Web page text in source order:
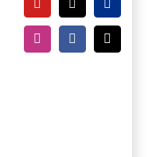
YouTubeTiktokPayPal
InstagramFacebook
E-
Mail